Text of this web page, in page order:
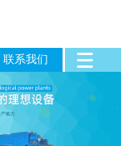
联系我们